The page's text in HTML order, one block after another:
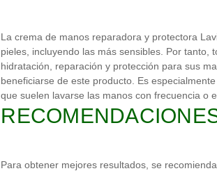
La crema de manos reparadora y protectora
pieles, incluyendo las más sensibles. Por tanto,
hidratación, reparación y protección para sus
beneficiarse de este producto. Es
que suelen lavarse las manos con frecuencia o
Para obtener mejores resultados, se